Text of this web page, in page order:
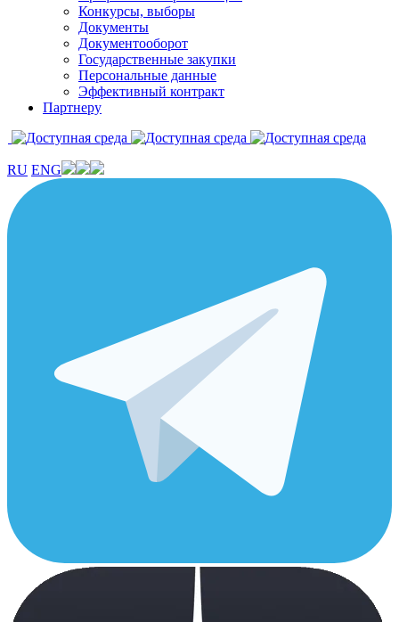
Конкурсы, выборы
Документы
Документооборот
Государственные закупки
Персональные данные
Эффективный контракт
Партнеру
RU ENG